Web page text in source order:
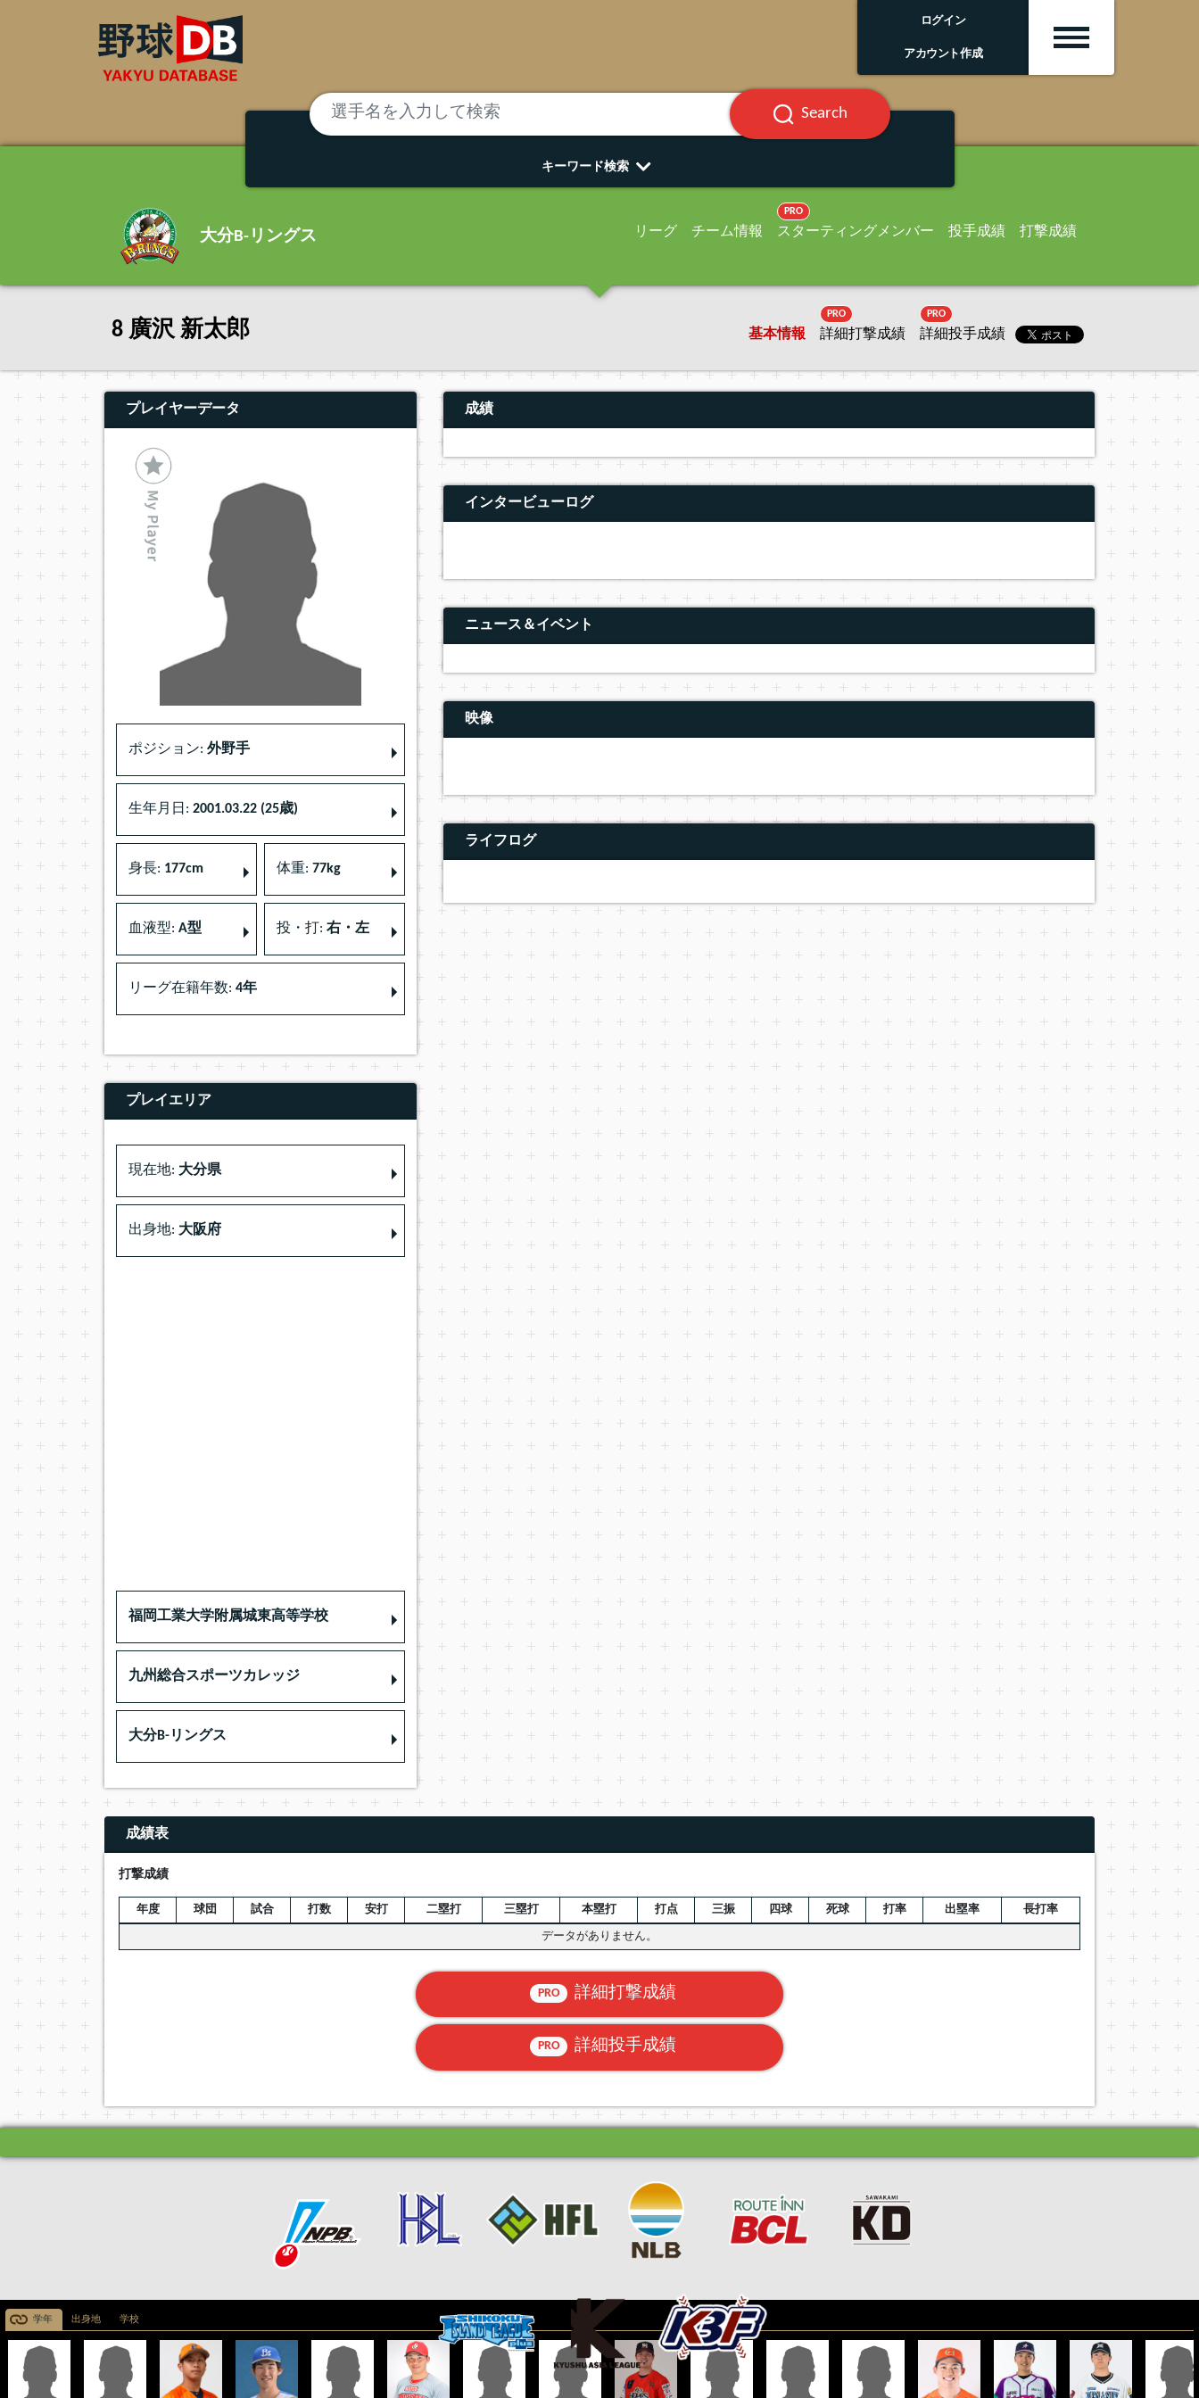
ログイン
アカウント作成
Search
キーワード検索
大分B-リングス リーグ チーム情報
PRO
スターティングメンバー 投手成績 打撃成績
8 廣沢 新太郎 基本情報
PRO
詳細打撃成績
PRO
詳細投手成績
プレイヤーデータ
ポジション: 外野手
生年月日: 2001.03.22 (25歳)
身長: 177cm 体重: 77kg
血液型: A型 投・打: 右・左
リーグ在籍年数: 4年
プレイエリア
現在地: 大分県
出身地: 大阪府
福岡工業大学附属城東高等学校
九州総合スポーツカレッジ
大分B-リングス
成績
インタービューログ
ニュース＆イベント
映像
ライフログ
成績表
打撃成績
年度 球団 試合 打数 安打 二塁打 三塁打 本塁打 打点 三振 四球 死球 打率 出塁率 長打率
データがありません。
PRO 詳細打撃成績
PRO 詳細投手成績
学年 出身地 学校